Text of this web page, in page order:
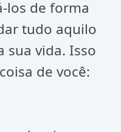
los de forma
tudo aquilo
sua vida. Isso
de você: